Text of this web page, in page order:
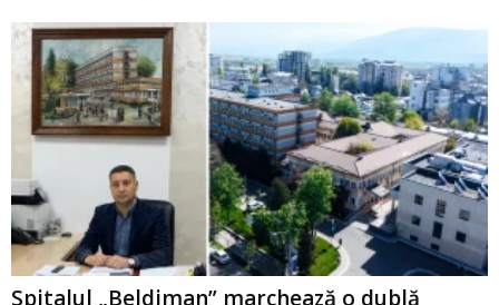
Spitalul „Beldiman” marchează o dublă